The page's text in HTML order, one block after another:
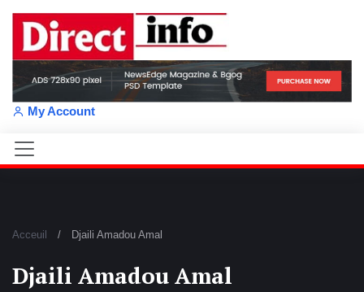
My Account
Acceuil Djaili Amadou Amal
Djaili Amadou Amal